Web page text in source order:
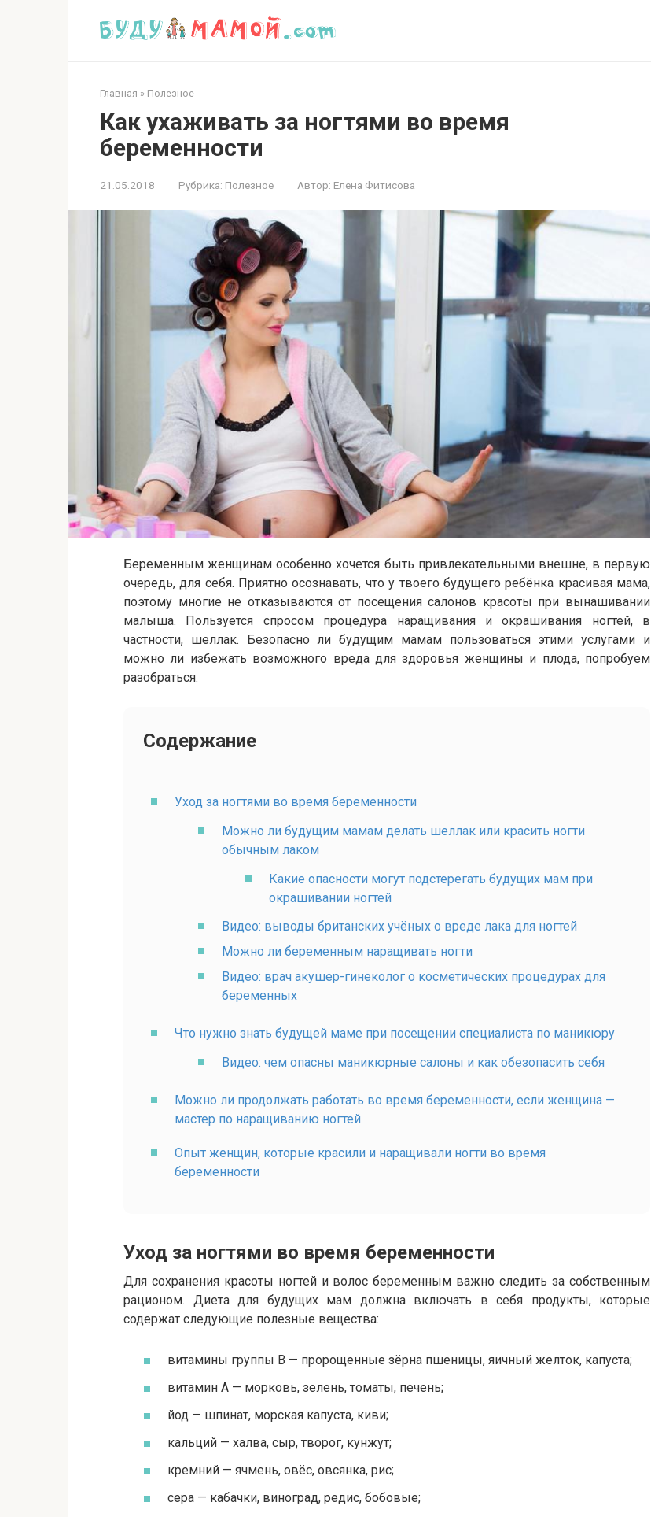
Главная » Полезное
Как ухаживать за ногтями во время
беременности
21.05.2018 Рубрика: Полезное Автор: Елена Фитисова
Беременным женщинам особенно хочется быть привлекательными внешне, в первую
очередь, для себя. Приятно осознавать, что у твоего будущего ребёнка красивая мама,
поэтому многие не отказываются от посещения салонов красоты при вынашивании
малыша. Пользуется спросом процедура наращивания и окрашивания ногтей, в
частности, шеллак. Безопасно ли будущим мамам пользоваться этими услугами и
можно ли избежать возможного вреда для здоровья женщины и плода, попробуем
разобраться.
Содержание
Уход за ногтями во время беременности
Можно ли будущим мамам делать шеллак или красить ногти
обычным лаком
Какие опасности могут подстерегать будущих мам при
окрашивании ногтей
Видео: выводы британских учёных о вреде лака для ногтей
Можно ли беременным наращивать ногти
Видео: врач акушер-гинеколог о косметических процедурах для
беременных
Что нужно знать будущей маме при посещении специалиста по маникюру
Видео: чем опасны маникюрные салоны и как обезопасить себя
Можно ли продолжать работать во время беременности, если женщина —
мастер по наращиванию ногтей
Опыт женщин, которые красили и наращивали ногти во время
беременности
Уход за ногтями во время беременности
Для сохранения красоты ногтей и волос беременным важно следить за собственным
рационом. Диета для будущих мам должна включать в себя продукты, которые
содержат следующие полезные вещества:
витамины группы B — пророщенные зёрна пшеницы, яичный желток, капуста;
витамин A — морковь, зелень, томаты, печень;
йод — шпинат, морская капуста, киви;
кальций — халва, сыр, творог, кунжут;
кремний — ячмень, овёс, овсянка, рис;
сера — кабачки, виноград, редис, бобовые;